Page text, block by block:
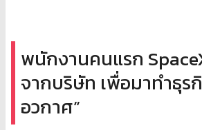
พนักงานคนแรก
จากบริษัท เพื่อมาทำธุรกิ
อวกาศ”